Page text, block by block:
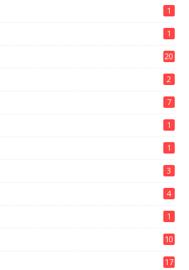
1
1
20
2
7
1
1
3
4
1
10
17